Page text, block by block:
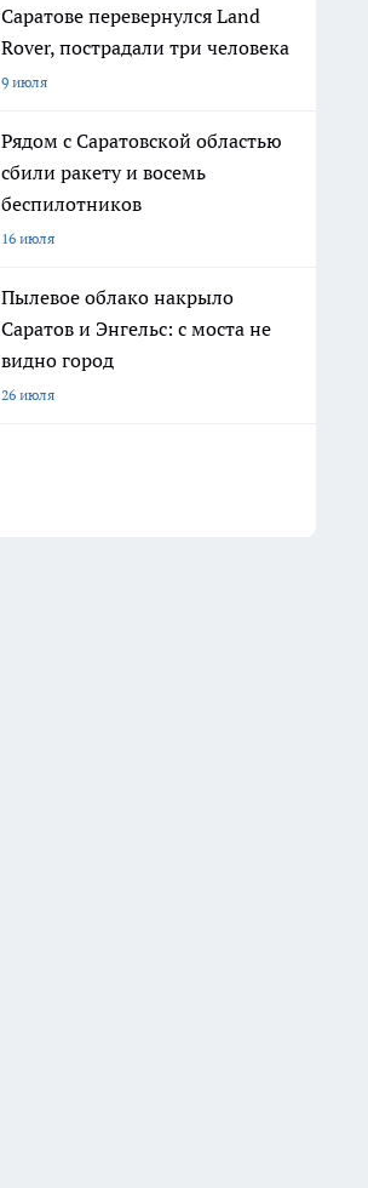
Саратове перевернулся Land
Rover, пострадали три человека
9 июля
Рядом с Саратовской областью
сбили ракету и восемь
беспилотников
16 июля
Пылевое облако накрыло
Саратов и Энгельс: с моста не
видно город
26 июля